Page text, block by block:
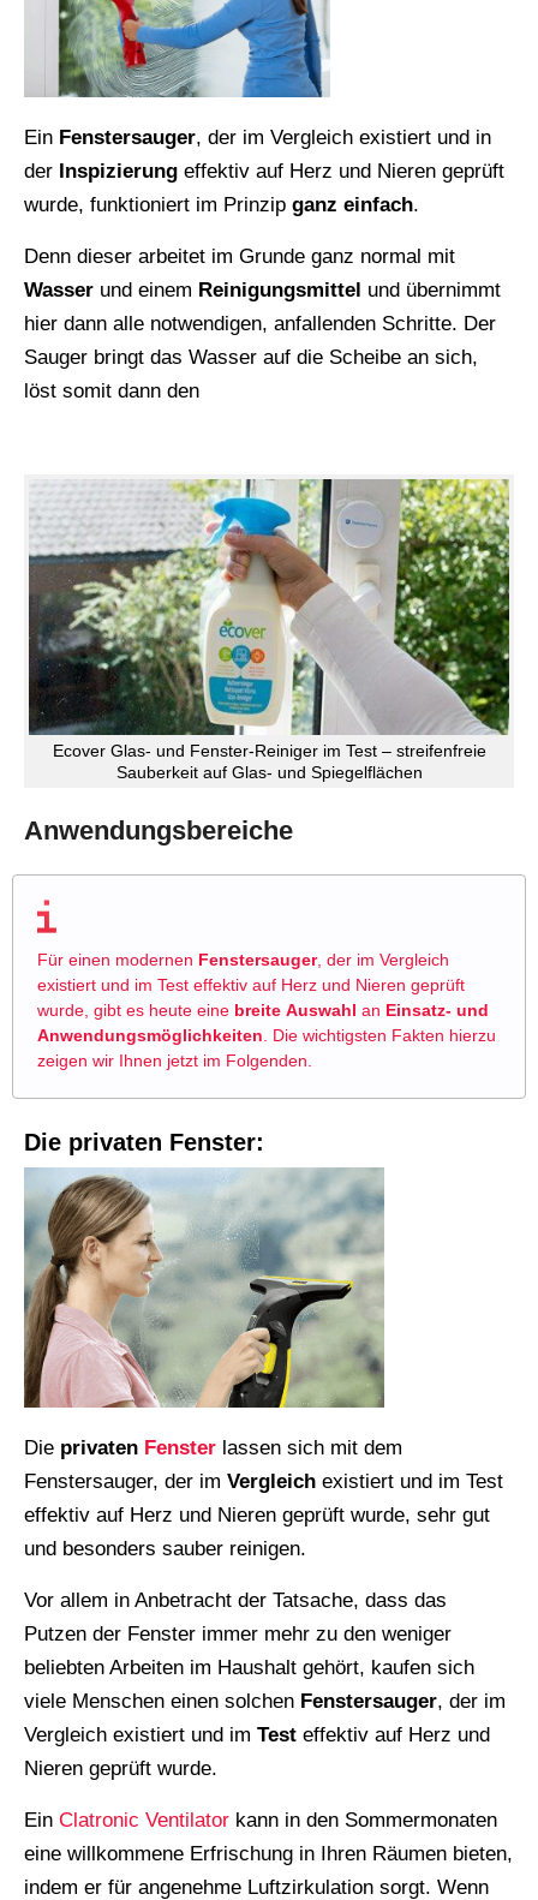
Ein Fenstersauger, der im Vergleich existiert und in
der Inspizierung effektiv auf Herz und Nieren geprüft
wurde, funktioniert im Prinzip ganz einfach.
Denn dieser arbeitet im Grunde ganz normal mit
Wasser und einem Reinigungsmittel und übernimmt
hier dann alle notwendigen, anfallenden Schritte. Der
Sauger bringt das Wasser auf die Scheibe an sich,
löst somit dann den
Ecover Glas- und Fenster-Reiniger im Test – streifenfreie
Sauberkeit auf Glas- und Spiegelflächen
Anwendungsbereiche
Für einen modernen Fenstersauger, der im Vergleich
existiert und im Test effektiv auf Herz und Nieren geprüft
wurde, gibt es heute eine breite Auswahl an Einsatz- und
Anwendungsmöglichkeiten . Die wichtigsten Fakten hierzu
zeigen wir Ihnen jetzt im Folgenden.
Die privaten Fenster:
Die privaten Fenster lassen sich mit dem
Fenstersauger, der im Vergleich existiert und im Test
effektiv auf Herz und Nieren geprüft wurde, sehr gut
und besonders sauber reinigen.
Vor allem in Anbetracht der Tatsache, dass das
Putzen der Fenster immer mehr zu den weniger
beliebten Arbeiten im Haushalt gehört, kaufen sich
viele Menschen einen solchen Fenstersauger, der im
Vergleich existiert und im Test effektiv auf Herz und
Nieren geprüft wurde.
Ein Clatronic Ventilator kann in den Sommermonaten
eine willkommene Erfrischung in Ihren Räumen bieten,
indem er für angenehme Luftzirkulation sorgt. Wenn